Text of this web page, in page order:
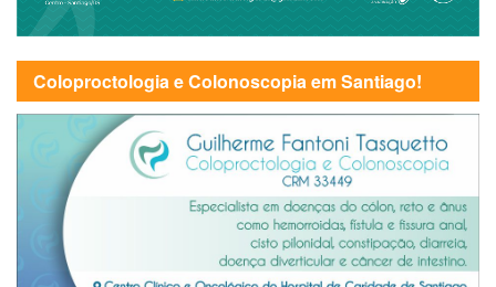
Coloproctologia e Colonoscopia em Santiago!